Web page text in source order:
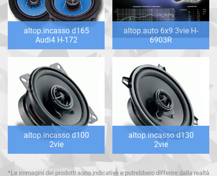
altop.incasso d165
Audi4 H-172
altop.auto 6x9 3vie H-
6903R
altop.incasso d100
2vie
altop.incasso d130
2vie
*Le immagini dei prodotti sono indicative e potrebbero differire dalla realtà